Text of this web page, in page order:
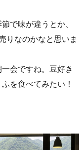
で味が違うとか、
りなのかなと思いま
会ですね。豆好き
を食べてみたい！